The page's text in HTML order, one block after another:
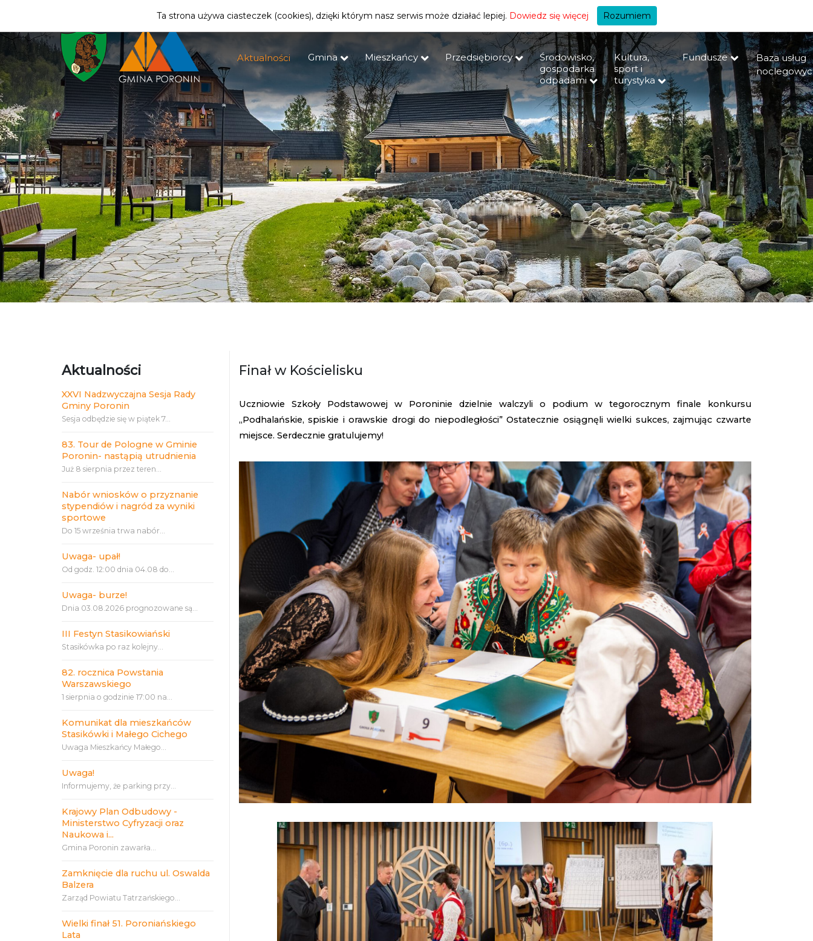
| MIESZKANIEC +A
Aktualności Gmina Mieszkańcy Przedsiębiorcy
Środowisko,
gospodarka
odpadami
Kultura,
sport i
turystyka
Fundusze
Baza usług
Aktualności
XXVI Nadzwyczajna Sesja Rady
Gminy Poronin
Sesja odbędzie się w piątek 7...
83. Tour de Pologne w Gminie
Poronin- nastąpią utrudnienia
Już 8 sierpnia przez teren...
Nabór wniosków o przyznanie
stypendiów i nagród za wyniki
sportowe
Do 15 września trwa nabór...
Uwaga- upał!
Od godz. 12:00 dnia 04.08 do...
Uwaga- burze!
Dnia 03.08.2026 prognozowane są...
III Festyn Stasikowiański
Stasikówka po raz kolejny...
82. rocznica Powstania
Warszawskiego
1 sierpnia o godzinie 17:00 na...
Komunikat dla mieszkańców
Stasikówki i Małego Cichego
Uwaga Mieszkańcy Małego...
Uwaga!
Informujemy, że parking przy...
Krajowy Plan Odbudowy -
Ministerstwo Cyfryzacji oraz
Naukowa i...
Gmina Poronin zawarła...
Zamknięcie dla ruchu ul. Oswalda
Balzera
Zarząd Powiatu Tatrzańskiego...
Wielki finał 51. Poroniańskiego
Lata
Finał w Kościelisku
Uczniowie Szkoły Podstawowej w Poroninie dzielnie walczyli o podium w tegorocznym finale konkursu
„Podhalańskie, spiskie i orawskie drogi do niepodległości” Ostatecznie osiągnęli wielki sukces, zajmując czwarte
miejsce. Serdecznie gratulujemy!
Ta strona używa ciasteczek (cookies), dzięki którym nasz serwis może działać lepiej. Dowiedz się więcej Rozumiem